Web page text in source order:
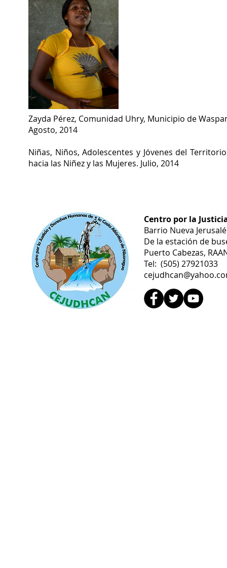
Zayda Pérez, Comunidad Uhry, Municipio de
Agosto, 2014
Niñas, Niños, Adolescentes y Jóvenes del
hacia las Niñez y las Mujeres. Julio, 2014
Centro por la
Barrio Nueva
De la estación de
Puerto Cabezas,
Tel: (505) 27921033